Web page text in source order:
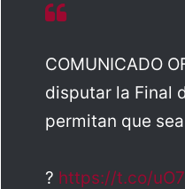
COMUNICADO
disputar la Final
permitan que
? https://t.co/